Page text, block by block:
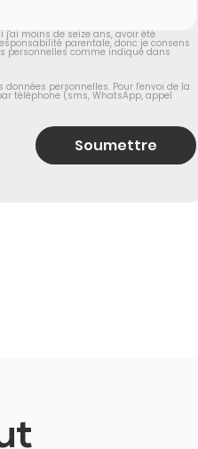
j'ai moins de seize ans, avoir été
parentale, donc je consens
personnelles. Pour l'envoi de la
téléphone (sms, WhatsApp, appel
Soumettre